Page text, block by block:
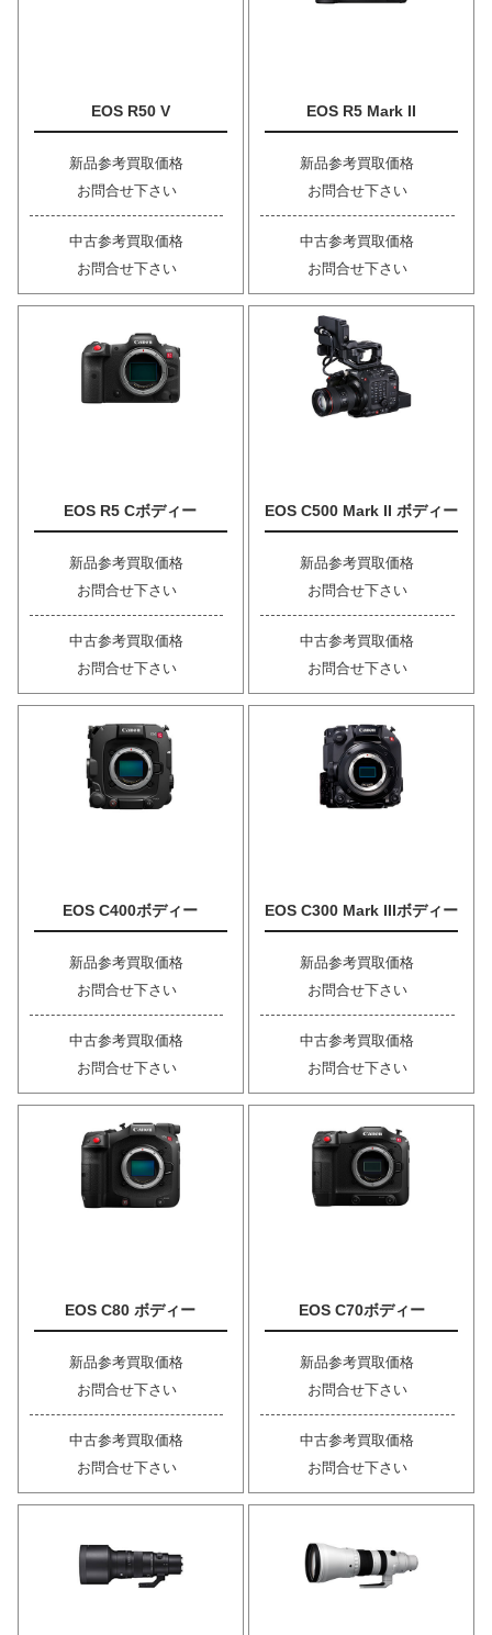
EOS R50 V
新品参考買取価格
お問合せ下さい
中古参考買取価格
お問合せ下さい
EOS R5 Mark II
新品参考買取価格
お問合せ下さい
中古参考買取価格
お問合せ下さい
EOS R5 Cボディー
新品参考買取価格
お問合せ下さい
中古参考買取価格
お問合せ下さい
EOS C500 Mark II ボディー
新品参考買取価格
お問合せ下さい
中古参考買取価格
お問合せ下さい
EOS C400ボディー
新品参考買取価格
お問合せ下さい
中古参考買取価格
お問合せ下さい
EOS C300 Mark IIIボディー
新品参考買取価格
お問合せ下さい
中古参考買取価格
お問合せ下さい
EOS C80 ボディー
新品参考買取価格
お問合せ下さい
中古参考買取価格
お問合せ下さい
EOS C70ボディー
新品参考買取価格
お問合せ下さい
中古参考買取価格
お問合せ下さい